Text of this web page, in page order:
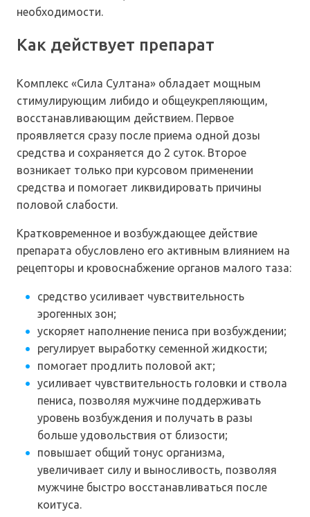
необходимости.
Как действует препарат
Комплекс «Сила Султана» обладает мощным
стимулирующим либидо и общеукрепляющим,
восстанавливающим действием. Первое
проявляется сразу после приема одной дозы
средства и сохраняется до 2 суток. Второе
возникает только при курсовом применении
средства и помогает ликвидировать причины
половой слабости.
Кратковременное и возбуждающее действие
препарата обусловлено его активным влиянием на
рецепторы и кровоснабжение органов малого таза:
средство усиливает чувствительность
эрогенных зон;
ускоряет наполнение пениса при возбуждении;
регулирует выработку семенной жидкости;
помогает продлить половой акт;
усиливает чувствительность головки и ствола
пениса, позволяя мужчине поддерживать
уровень возбуждения и получать в разы
больше удовольствия от близости;
повышает общий тонус организма,
увеличивает силу и выносливость, позволяя
мужчине быстро восстанавливаться после
коитуса.